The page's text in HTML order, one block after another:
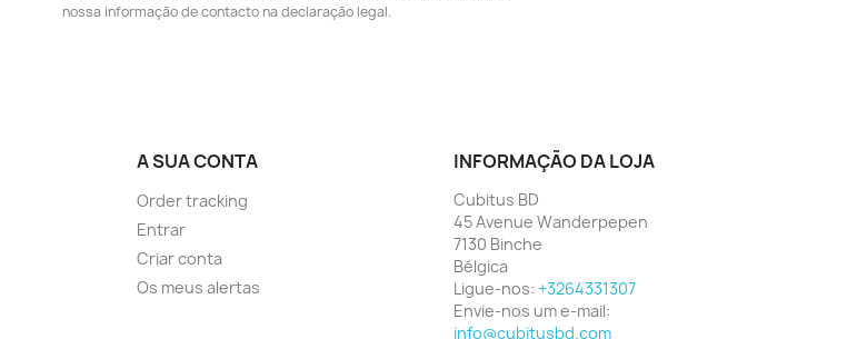
nossa informação de contacto na declaração legal.
A SUA CONTA
Order tracking
Entrar
Criar conta
Os meus alertas
INFORMAÇÃO DA LOJA
Cubitus BD
45 Avenue Wanderpepen
7130 Binche
Bélgica
Ligue-nos: +3264331307
Envie-nos um e-mail:
info@cubitusbd.com